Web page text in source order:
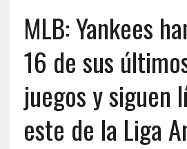
MLB: Yankees
16 de sus
juegos y siguen
este de la Liga